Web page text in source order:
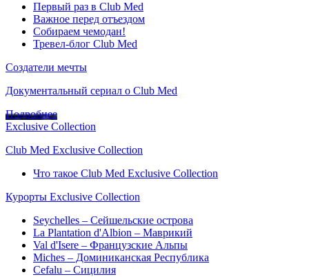
Первый раз в Club Med
Важное перед отъездом
Собираем чемодан!
Тревел-блог Club Med
Создатели мечты
Документальный сериал о Club Med
Подробнее
Exclusive Collection
Club Med Exclusive Collection
Что такое Club Med Exclusive Collection
Курорты Exclusive Collection
Seychelles – Сейшельские острова
La Plantation d'Albion – Маврикий
Val d'Isere – Французские Альпы
Miches – Доминиканская Республика
Cefalu – Сицилия